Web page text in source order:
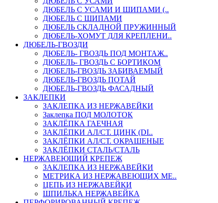
ДЮБЕЛЬ С УСАМИ И ШИПАМИ (..
ДЮБЕЛЬ С ШИПАМИ
ДЮБЕЛЬ СКЛАДНОЙ ПРУЖИННЫЙ
ДЮБЕЛЬ-ХОМУТ ДЛЯ КРЕПЛЕНИ..
ДЮБЕЛЬ-ГВОЗДИ
ДЮБЕЛЬ- ГВОЗДЬ ПОД МОНТАЖ..
ДЮБЕЛЬ- ГВОЗДЬ С БОРТИКОМ
ДЮБЕЛЬ-ГВОЗДЬ ЗАБИВАЕМЫЙ
ДЮБЕЛЬ-ГВОЗДЬ ПОТАЙ
ДЮБЕЛЬ-ГВОЗДЬ ФАСАДНЫЙ
ЗАКЛЕПКИ
ЗАКЛЕПКА ИЗ НЕРЖАВЕЙКИ
Заклепка ПОД МОЛОТОК
ЗАКЛЁПКА ГАЕЧНАЯ
ЗАКЛЁПКИ АЛ/СТ. ЦИНК (DI..
ЗАКЛЁПКИ АЛ/СТ. ОКРАШЕНЫЕ
ЗАКЛЁПКИ СТАЛЬ/СТАЛЬ
НЕРЖАВЕЮЩИЙ КРЕПЕЖ
ЗАКЛЕПКА ИЗ НЕРЖАВЕЙКИ
МЕТРИКА ИЗ НЕРЖАВЕЮЩИХ МЕ..
ЦЕПЬ ИЗ НЕРЖАВЕЙКИ
ШПИЛЬКА НЕРЖАВЕЙКА